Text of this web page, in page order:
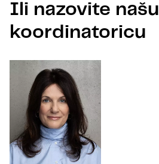
Ili nazovite našu
koordinatoricu